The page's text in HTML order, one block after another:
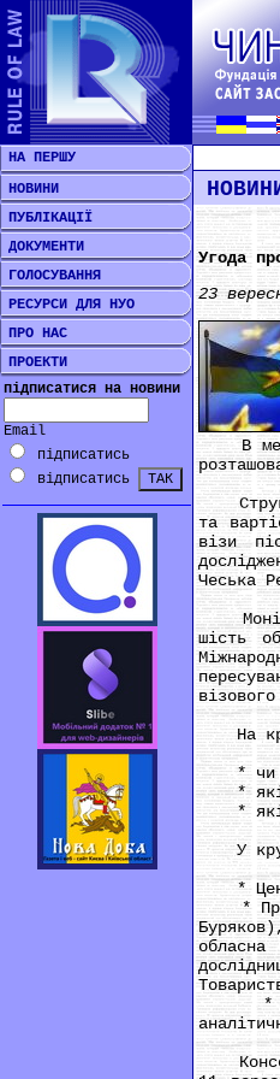
НА ПЕРШУ
НОВИНИ
ПУБЛІКАЦІЇ
ДОКУМЕНТИ
ГОЛОСУВАННЯ
РЕСУРСИ ДЛЯ НУО
ПРО НАС
ПРОЕКТИ
підписатися на новини
Email
підписатись
відписатись
Угода
23
В межах
та
візи
Чеська
шість
На
* чи
* які з
* які
У
* Центр
*
обласна
*